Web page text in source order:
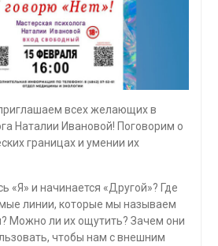
всех желающих в
Наталии Ивановой! Поговорим о
границах и умении их
«Я» и начинается «Другой»? Где
линии, которые мы называем
Можно ли их ощутить? Зачем они
чтобы нам с внешним